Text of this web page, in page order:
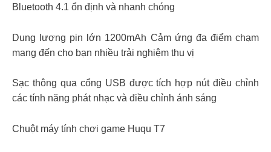
Bluetooth 4.1 ổn định và nhanh chóng
Dung lượng pin lớn 1200mAh Cảm ứng đa điểm chạm
mang đến cho bạn nhiều trải nghiệm thu vị
Sạc thông qua cổng USB được tích hợp nút điều chỉnh
các tính năng phát nhạc và điều chỉnh ánh sáng
Chuột máy tính chơi game Huqu T7